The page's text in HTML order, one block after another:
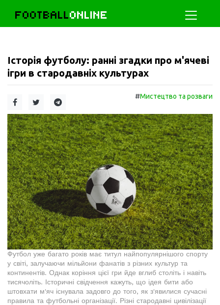
FOOTBALLONLINE
Історія футболу: ранні згадки про м'ячеві
ігри в стародавніх культурах
#Мистецтво та розваги
Футбол уже багато років має титул найпопулярнішого спорту
у світі, залучаючи мільйони фанатів з різних культур та
континентів. Однак коріння цієї гри йде вглиб століть і навіть
тисячоліть. Історичні свідчення кажуть, що ідея бити або
штовхати м'яч існувала задовго до того, як з'явилися сучасні
правила та футбольні організації. Різні стародавні цивілізації